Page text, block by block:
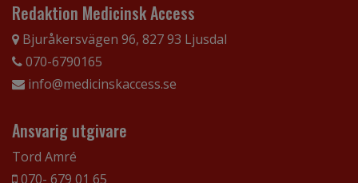
Redaktion Medicinsk Access
Bjuråkersvägen 96, 827 93 Ljusdal
070-6790165
info@medicinskaccess.se
Ansvarig utgivare
Tord Amré
070- 679 01 65